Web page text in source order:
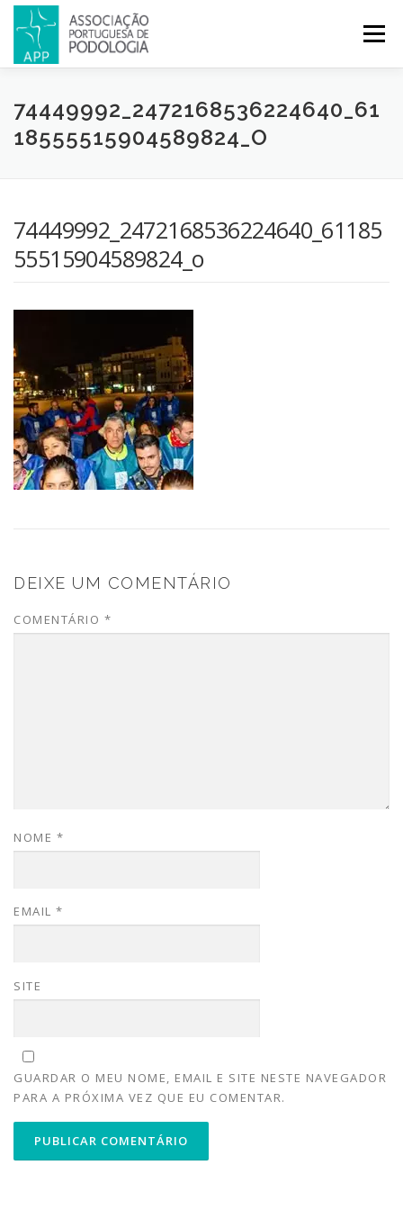
Menu
APP PODOLOGIA LICENCIATURA EM PODOLOGIA
CONGRESSOS REVISTA CONTACTOS
74449992_2472168536224640_61
18555515904589824_O
74449992_2472168536224640_61185
55515904589824_o
DEIXE UM COMENTÁRIO
COMENTÁRIO *
NOME *
EMAIL *
SITE
GUARDAR O MEU NOME, EMAIL E SITE NESTE NAVEGADOR
PARA A PRÓXIMA VEZ QUE EU COMENTAR.